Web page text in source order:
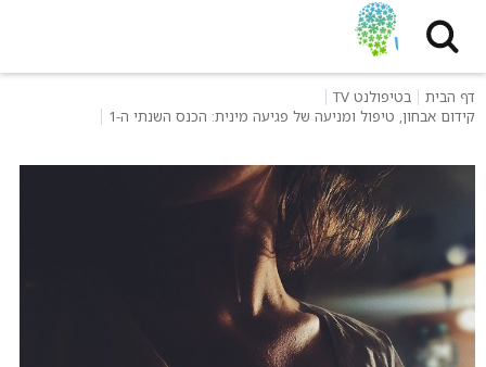
דף הבית
בטיפולנט TV
קידום אבחון, טיפול ומניעה של פגיעה מינית: הכנס השנתי ה-1